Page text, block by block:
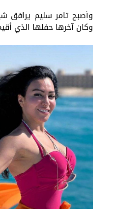
وأصبح تامر سليم يرافق
وكان آخرها حفلها الذي